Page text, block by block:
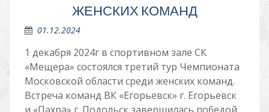
ЖЕНСКИХ КОМАНД
01.12.2024
1 декабря 2024г в спортивном зале СК
«Мещера» состоялся третий тур Чемпионата
Московской области среди женских команд.
Встреча команд ВК «Егорьевск» г. Егорьевск